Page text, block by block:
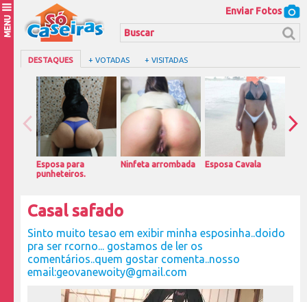
MENU
Enviar Fotos
DESTAQUES + VOTADAS + VISITADAS
Esposa para
punheteiros.
Ninfeta arrombada Esposa Cavala
Casal safado
Sinto muito tesao em exibir minha esposinha..doido
pra ser rcorno... gostamos de ler os
comentários..quem gostar comenta..nosso
email:geovanewoity@gmail.com